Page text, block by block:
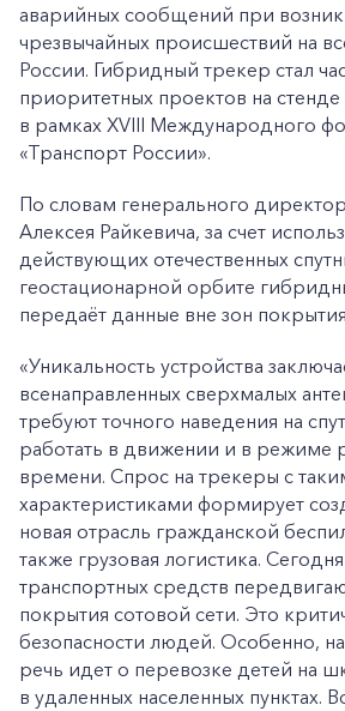
аварийных сообщений при
чрезвычайных происшествий на
России. Гибридный трекер стал
приоритетных проектов на
в рамках XVIII Международного
«Транспорт России».
По словам генерального
Алексея Райкевича, за счет
действующих отечественных
геостационарной орбите
передаёт данные вне зон
«Уникальность устройства
всенаправленных сверхмалых
требуют точного наведения на
работать в движении и в режиме
времени. Спрос на трекеры с
характеристиками формирует
новая отрасль гражданской
также грузовая логистика.
транспортных средств
покрытия сотовой сети. Это
безопасности людей. Особенно,
речь идет о перевозке детей на
в удаленных населенных пунктах.